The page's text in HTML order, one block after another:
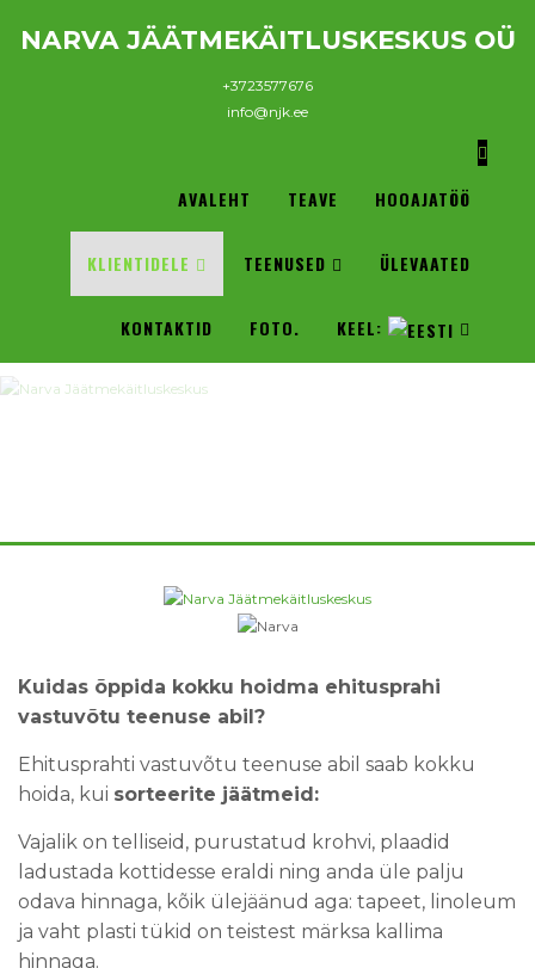
NARVA JÄÄTMEKÄITLUSKESKUS OÜ
+3723577676
info@njk.ee
AVALEHT TEAVE HOOAJATÖÖ
KLIENTIDELE TEENUSED ÜLEVAATED
KONTAKTID FOTO. KEEL:
Kuidas õppida kokku hoidma ehitusprahi
vastuvõtu teenuse abil?
Ehitusprahti vastuvõtu teenuse abil saab kokku
hoida, kui sorteerite jäätmeid:
Vajalik on telliseid, purustatud krohvi, plaadid
ladustada kottidesse eraldi ning anda üle palju
odava hinnaga, kõik ülejäänud aga: tapeet, linoleum
ja vaht plasti tükid on teistest märksa kallima
hinnaga.